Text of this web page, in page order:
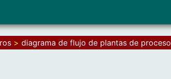
> diagrama de flujo de plantas de proceso